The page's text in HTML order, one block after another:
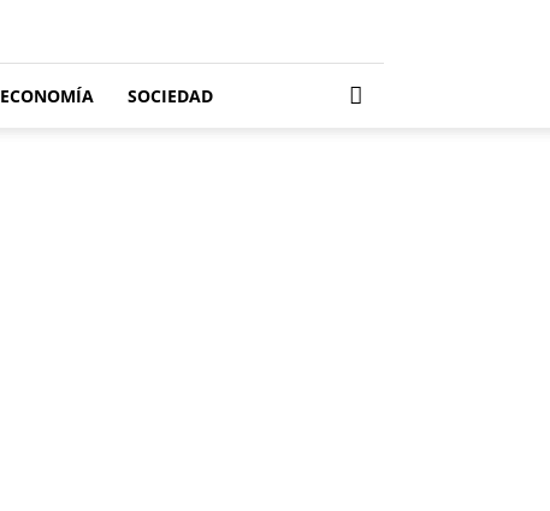
ECONOMÍA SOCIEDAD